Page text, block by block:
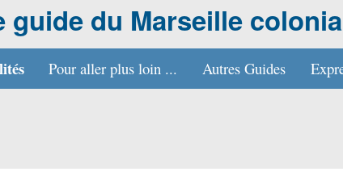
guide du Marseille
Pour aller plus loin ... Autres Guides